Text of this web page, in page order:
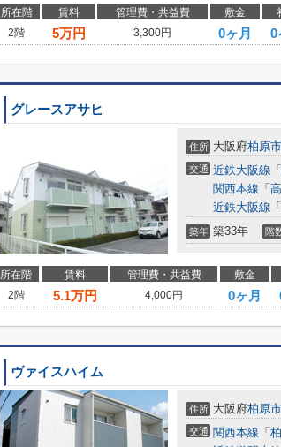
所在階 賃料 管理費・共益費 敷金
2階
5万円 3,300円 0ヶ月 0
グレースアサヒ
住所 大阪府柏原市
交通 近鉄大阪線 「
関西本線 「
近鉄大阪線 「
築年 築33年 階
所在階 賃料 管理費・共益費 敷金
2階
5.1万円 4,000円 0ヶ月
ヴァイスハイム
住所 大阪府柏原市
交通 関西本線 「